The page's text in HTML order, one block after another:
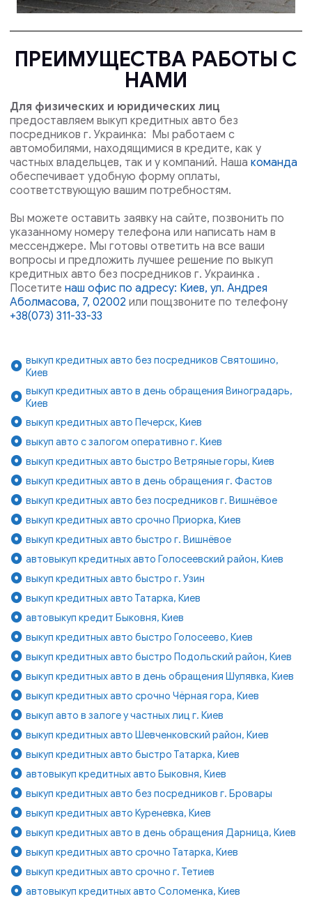
ПРЕИМУЩЕСТВА РАБОТЫ С
НАМИ
Для физических и юридических лиц
предоставляем выкуп кредитных авто без
посредников г. Украинка: Мы работаем с
автомобилями, находящимися в кредите, как у
частных владельцев, так и у компаний. Нашакоманда
обеспечивает удобную форму оплаты,
соответствующую вашим потребностям.
Вы можете оставить заявку на сайте, позвонить по
указанному номеру телефона или написать нам в
мессенджере. Мы готовы ответить на все ваши
вопросы и предложить лучшее решение по выкуп
кредитных авто без посредников г. Украинка .
Посетитенаш офис по адресу: Киев, ул. Андрея
Аболмасова, 7, 02002 или пощзвоните по телефону
+38(073) 311-33-33
выкуп кредитных авто без посредников Святошино,
Киев
выкуп кредитных авто в день обращения Виноградарь,
Киев
выкуп кредитных авто Печерск, Киев
выкуп авто с залогом оперативно г. Киев
выкуп кредитных авто быстро Ветряные горы, Киев
выкуп кредитных авто в день обращения г. Фастов
выкуп кредитных авто без посредников г. Вишнёвое
выкуп кредитных авто срочно Приорка, Киев
выкуп кредитных авто быстро г. Вишнёвое
автовыкуп кредитных авто Голосеевский район, Киев
выкуп кредитных авто быстро г. Узин
выкуп кредитных авто Татарка, Киев
автовыкуп кредит Быковня, Киев
выкуп кредитных авто быстро Голосеево, Киев
выкуп кредитных авто быстро Подольский район, Киев
выкуп кредитных авто в день обращения Шулявка, Киев
выкуп кредитных авто срочно Чёрная гора, Киев
выкуп авто в залоге у частных лиц г. Киев
выкуп кредитных авто Шевченковский район, Киев
выкуп кредитных авто быстро Татарка, Киев
автовыкуп кредитных авто Быковня, Киев
выкуп кредитных авто без посредников г. Бровары
выкуп кредитных авто Куреневка, Киев
выкуп кредитных авто в день обращения Дарница, Киев
выкуп кредитных авто срочно Татарка, Киев
выкуп кредитных авто срочно г. Тетиев
автовыкуп кредитных авто Соломенка, Киев